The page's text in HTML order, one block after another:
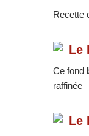
Recette
Le
Ce fond
raffinée
Le